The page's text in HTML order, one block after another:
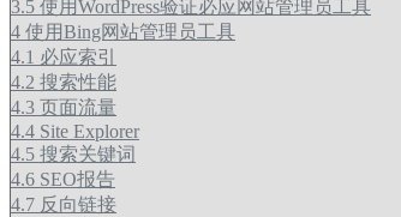
3.5 使用WordPress验证必应网站管理员工具
4 使用Bing网站管理员工具
4.1 必应索引
4.2 搜索性能
4.3 页面流量
4.4 Site Explorer
4.5 搜索关键词
4.6 SEO报告
4.7 反向链接